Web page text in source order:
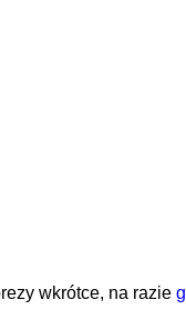
wkrótce, na razie